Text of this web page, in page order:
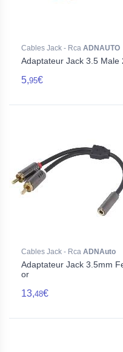
Cables Jack - Rca ADNAUTO
Adaptateur Jack 3.5 Male
5,95€
Cables Jack - Rca ADNAuto
Adaptateur Jack 3.5mm
or
13,48€